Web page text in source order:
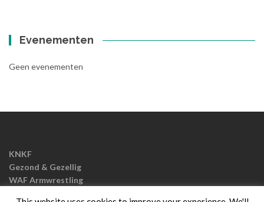
Evenementen
Geen evenementen
KNKF
Gezond & Gezellig
WAF Armwrestling